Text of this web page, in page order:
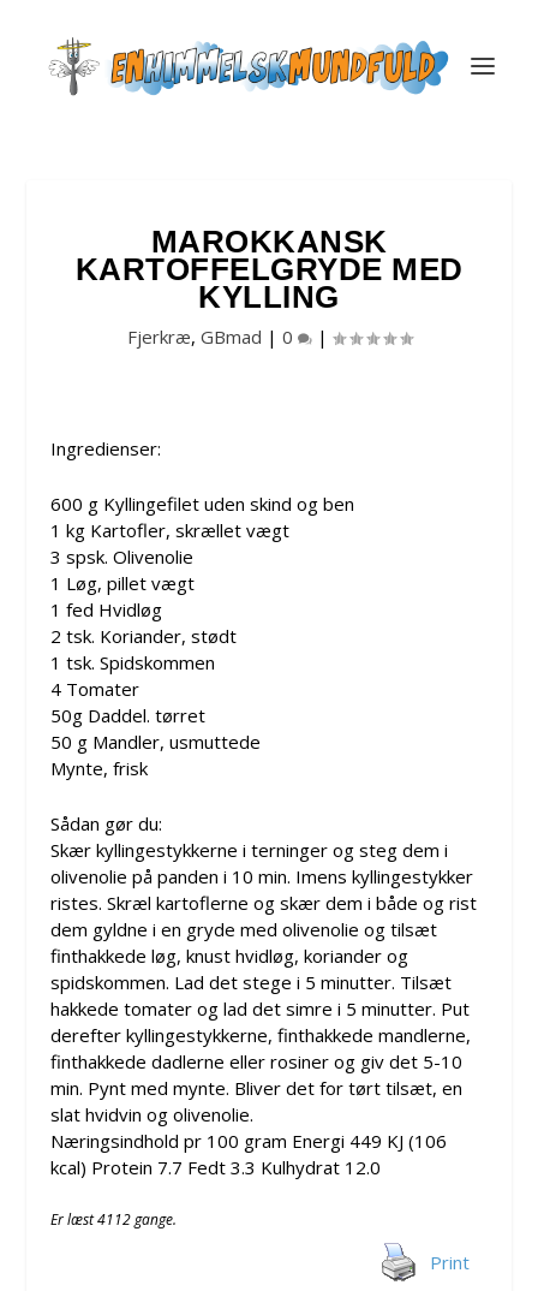
MAROKKANSK
KARTOFFELGRYDE MED
KYLLING
Fjerkræ, GBmad | 0 |
Ingredienser:
600 g Kyllingefilet uden skind og ben
1 kg Kartofler, skrællet vægt
3 spsk. Olivenolie
1 Løg, pillet vægt
1 fed Hvidløg
2 tsk. Koriander, stødt
1 tsk. Spidskommen
4 Tomater
50g Daddel. tørret
50 g Mandler, usmuttede
Mynte, frisk
Sådan gør du:
Skær kyllingestykkerne i terninger og steg dem i
olivenolie på panden i 10 min. Imens kyllingestykker
ristes. Skræl kartoflerne og skær dem i både og rist
dem gyldne i en gryde med olivenolie og tilsæt
finthakkede løg, knust hvidløg, koriander og
spidskommen. Lad det stege i 5 minutter. Tilsæt
hakkede tomater og lad det simre i 5 minutter. Put
derefter kyllingestykkerne, finthakkede mandlerne,
finthakkede dadlerne eller rosiner og giv det 5-10
min. Pynt med mynte. Bliver det for tørt tilsæt, en
slat hvidvin og olivenolie.
Næringsindhold pr 100 gram Energi 449 KJ (106
kcal) Protein 7.7 Fedt 3.3 Kulhydrat 12.0
Er læst 4112 gange.
Print